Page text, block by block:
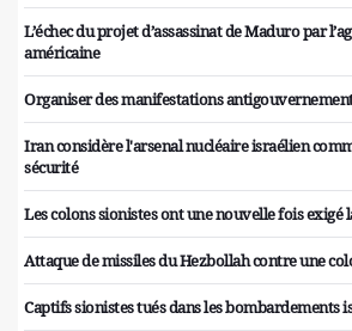
L’échec du projet d’assassinat de Maduro par
américaine
Organiser des manifestations
Iran considère l'arsenal nucléaire israélien
sécurité
Les colons sionistes ont une nouvelle fois exigé
Attaque de missiles du Hezbollah contre une
Captifs sionistes tués dans les bombardements